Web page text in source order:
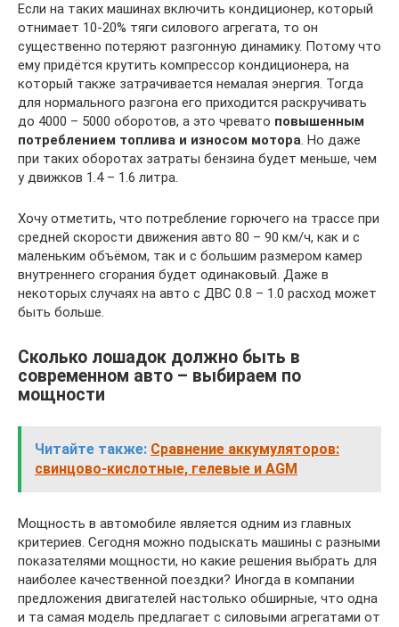
Если на таких машинах включить кондиционер, который
отнимает 10-20% тяги силового агрегата, то он
существенно потеряют разгонную динамику. Потому что
ему придётся крутить компрессор кондиционера, на
который также затрачивается немалая энергия. Тогда
для нормального разгона его приходится раскручивать
до 4000 – 5000 оборотов, а это чревато повышенным
потреблением топлива и износом мотора. Но даже
при таких оборотах затраты бензина будет меньше, чем
у движков 1.4 – 1.6 литра.
Хочу отметить, что потребление горючего на трассе при
средней скорости движения авто 80 – 90 км/ч, как и с
маленьким объёмом, так и с большим размером камер
внутреннего сгорания будет одинаковый. Даже в
некоторых случаях на авто с ДВС 0.8 – 1.0 расход может
быть больше.
Сколько лошадок должно быть в
современном авто – выбираем по
мощности
Читайте также: Сравнение аккумуляторов:
свинцово-кислотные, гелевые и AGM
Мощность в автомобиле является одним из главных
критериев. Сегодня можно подыскать машины с разными
показателями мощности, но какие решения выбрать для
наиболее качественной поездки? Иногда в компании
предложения двигателей настолько обширные, что одна
и та самая модель предлагает с силовыми агрегатами от